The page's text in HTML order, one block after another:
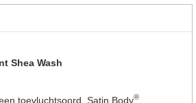
Shea Wash
toevluchtsoord. Satin Body®